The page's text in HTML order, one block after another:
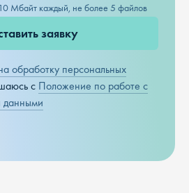
Мбайт каждый, не более 5 файлов
заявку
обработку персональных
с Положение по работе с
данными